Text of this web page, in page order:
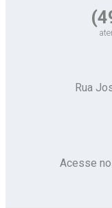
Rua
Acesse